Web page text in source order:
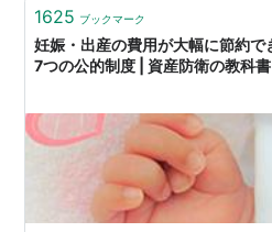
1625 ブックマーク
妊娠・出産の費用が大幅に節約で
7つの公的制度 | 資産防衛の教科書